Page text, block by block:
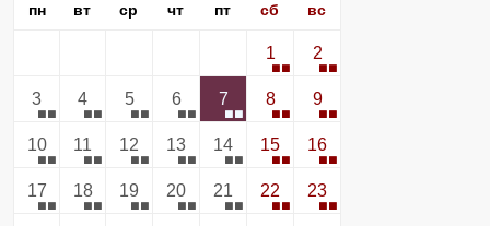
пн вт ср чт пт сб вс
1 2
3 4 5 6 7 8 9
10 11 12 13 14 15 16
17 18 19 20 21 22 23